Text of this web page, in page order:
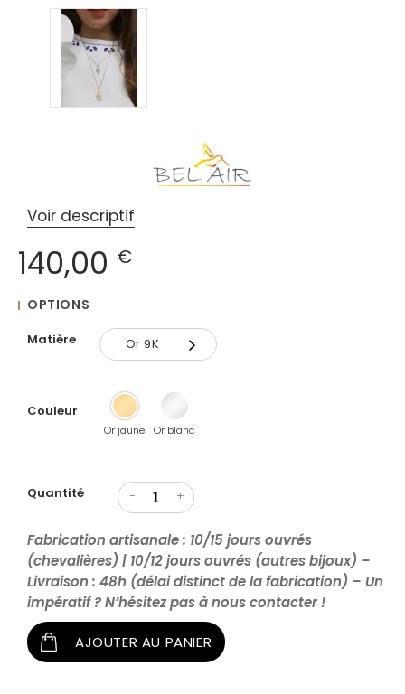
Voir descriptif
140,00 €
OPTIONS
Matière Or 9K
Or 18K
Couleur
Or jaune Or blanc
Quantité - +
Fabrication artisanale : 10/15 jours ouvrés
(chevalières) | 10/12 jours ouvrés (autres bijoux) –
Livraison : 48h (délai distinct de la fabrication) – Un
impératif ? N’hésitez pas à nous contacter !
AJOUTER AU PANIER